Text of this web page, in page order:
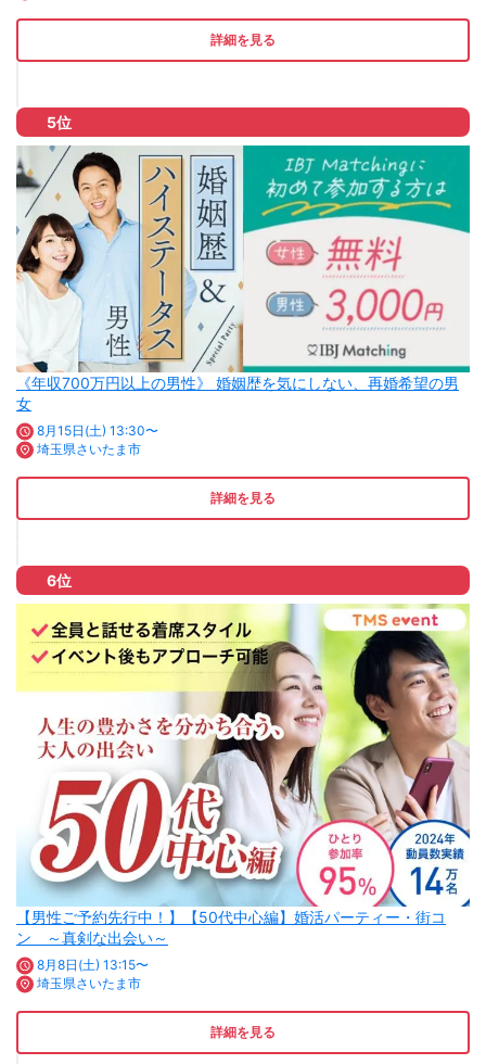
詳細を見る
5位
《年収700万円以上の男性》 婚姻歴を気にしない、再婚希望の男
女
8月15日(土) 13:30〜
埼玉県さいたま市
詳細を見る
6位
【男性ご予約先行中！】【50代中心編】婚活パーティー・街コ
ン ～真剣な出会い～
8月8日(土) 13:15〜
埼玉県さいたま市
詳細を見る